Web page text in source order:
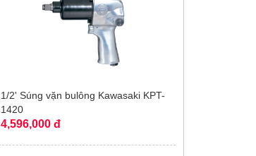
1/2' Súng vặn bulông Kawasaki KPT-
1420
4,596,000 đ